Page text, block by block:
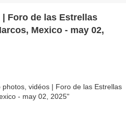
Foro de las Estrellas
Mexico - may 02,